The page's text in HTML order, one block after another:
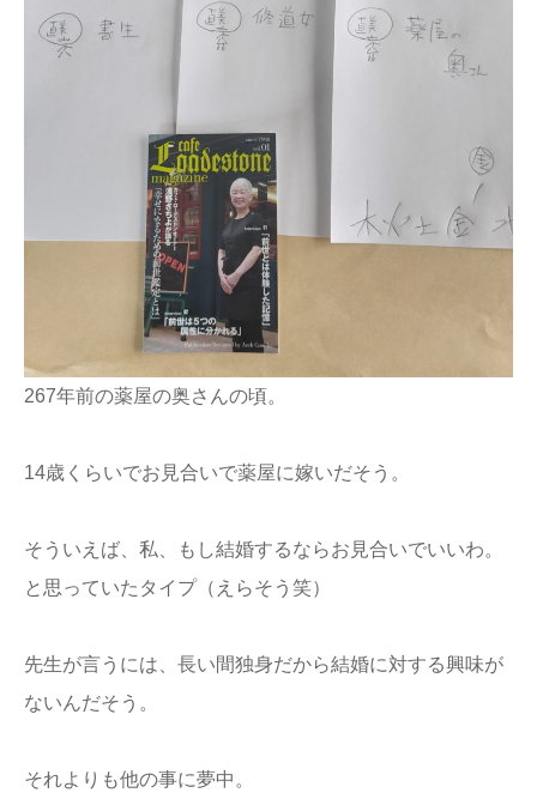
267年前の薬屋の奥さんの頃。
14歳くらいでお見合いで薬屋に嫁いだそう。
そういえば、私、もし結婚するならお見合いでいいわ。
と思っていたタイプ（えらそう笑）
先生が言うには、長い間独身だから結婚に対する興味が
ないんだそう。
それよりも他の事に夢中。